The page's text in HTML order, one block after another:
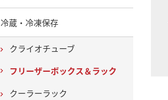
冷蔵・冷凍保存
クライオチューブ
フリーザーボックス＆ラック
クーラーラック